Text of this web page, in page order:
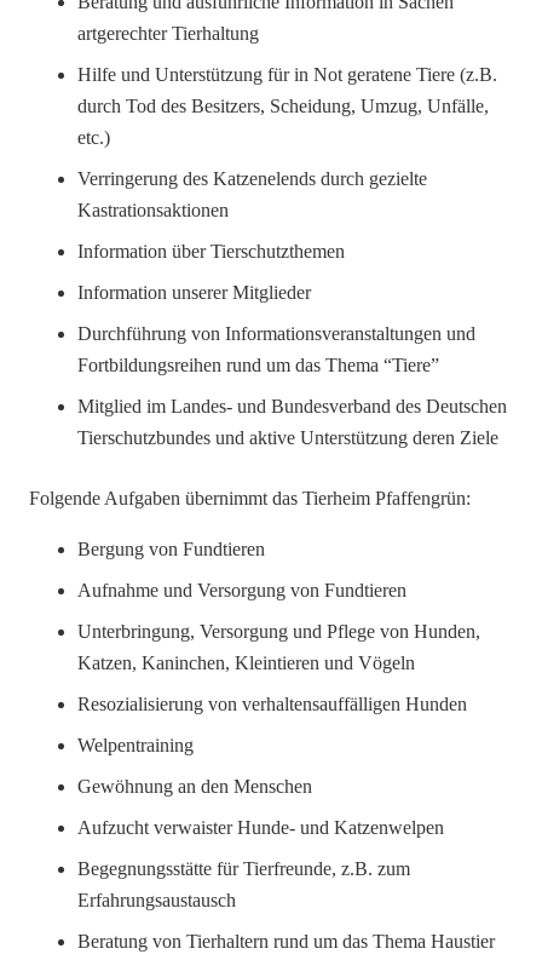
artgerechter Tierhaltung
Hilfe und Unterstützung für in Not geratene Tiere (z.B.
durch Tod des Besitzers, Scheidung, Umzug, Unfälle,
etc.)
Verringerung des Katzenelends durch gezielte
Kastrationsaktionen
Information über Tierschutzthemen
Information unserer Mitglieder
Durchführung von Informationsveranstaltungen und
Fortbildungsreihen rund um das Thema “Tiere”
Mitglied im Landes- und Bundesverband des Deutschen
Tierschutzbundes und aktive Unterstützung deren Ziele
Folgende Aufgaben übernimmt das Tierheim Pfaffengrün:
Bergung von Fundtieren
Aufnahme und Versorgung von Fundtieren
Unterbringung, Versorgung und Pflege von Hunden,
Katzen, Kaninchen, Kleintieren und Vögeln
Resozialisierung von verhaltensauffälligen Hunden
Welpentraining
Gewöhnung an den Menschen
Aufzucht verwaister Hunde- und Katzenwelpen
Begegnungsstätte für Tierfreunde, z.B. zum
Erfahrungsaustausch
Beratung von Tierhaltern rund um das Thema Haustier